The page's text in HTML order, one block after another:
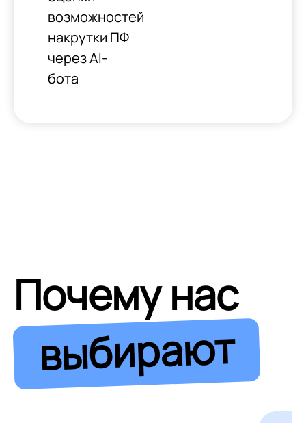
возможностей
накрутки ПФ
через AI-
бота
Почему нас
выбирают